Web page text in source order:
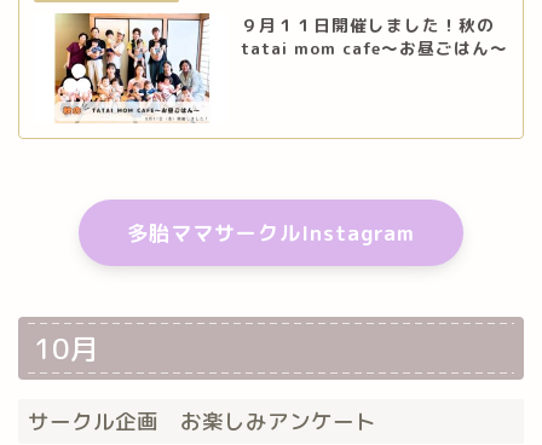
９月１１日開催しました！秋の
tatai mom cafe～お昼ごはん～
多胎ママサークルInstagram
10月
サークル企画 お楽しみアンケート